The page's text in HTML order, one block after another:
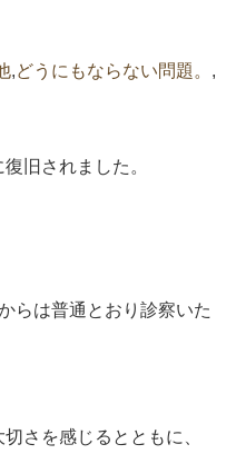
,どうにもならない問題。 ,
旧されました。
らは普通とおり診察いた
さを感じるとともに、